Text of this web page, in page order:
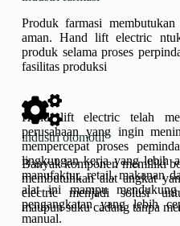
Produk farmasi
aman. Hand lift electric
produk selama proses
fasilitas produksi
industri otomotif
Banyak komponen memiliki
membutuhkan alat angkat
electric menjadi solusi
maupun suku cadang tanpa
Hand lift electric telah
perusahaan yang ingin
mempercepat proses
lingkungan kerja yang lebih
manufaktur, retail, makanan
alat ini mampu
pengangkatan yang lebih
manual.